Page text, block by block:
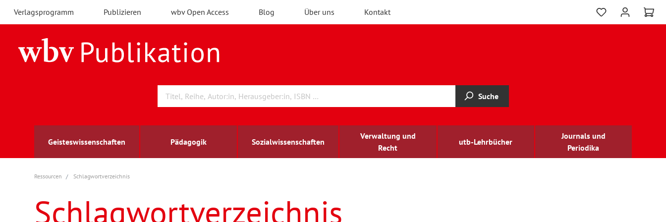
Verlagsprogramm Publizieren wbv Open Access Blog Über uns Kontakt
Suche
Geisteswissenschaften Pädagogik Sozialwissenschaften
Verwaltung und
Recht
utb-Lehrbücher
Journals und
Periodika
Archäologie
Berufs- und Wirtschaftspädagogik
Arbeitsmarktforschung
Außenwirtschaft
berufsbildung
Ressourcen Schlagwortverzeichnis
Schlagwortverzeichnis